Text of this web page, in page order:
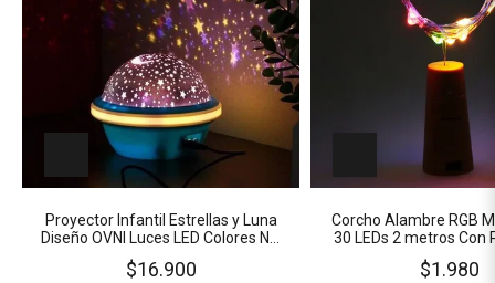
Proyector Infantil Estrellas y Luna
Diseño OVNI Luces LED Colores NO
$16.900
Corcho Alambre RGB
30 LEDs 2 metros Con
Incluidas
$1.980